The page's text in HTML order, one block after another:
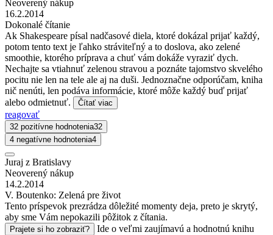
Neoverený nákup
16.2.2014
Dokonalé čítanie
Ak Shakespeare písal nadčasové diela, ktoré dokázal prijať každý,
potom tento text je ľahko stráviteľný a to doslova, ako zelené
smoothie, ktorého príprava a chuť vám dokáže vyraziť dych.
Nechajte sa vtiahnuť zelenou stravou a poznáte tajomstvo skvelého
pocitu nie len na tele ale aj na duši. Jednoznačne odporúčam, kniha
nič nenúti, len podáva informácie, ktoré môže každý buď prijať
alebo odmietnuť.
Čítať viac
reagovať
32 pozitívne hodnotenia32
4 negatívne hodnotenia4
Juraj z Bratislavy
Neoverený nákup
14.2.2014
V. Boutenko: Zelená pre život
Tento príspevok prezrádza dôležité momenty deja, preto je skrytý,
aby sme Vám nepokazili pôžitok z čítania.
Prajete si ho zobraziť?
Ide o veľmi zaujímavú a hodnotnú knihu